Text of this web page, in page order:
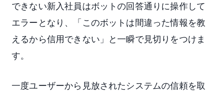
できない新入社員はボットの回答通りに操作して
エラーとなり、「このボットは間違った情報を教
えるから信用できない」と一瞬で見切りをつけま
す。
一度ユーザーから見放されたシステムの信頼を取